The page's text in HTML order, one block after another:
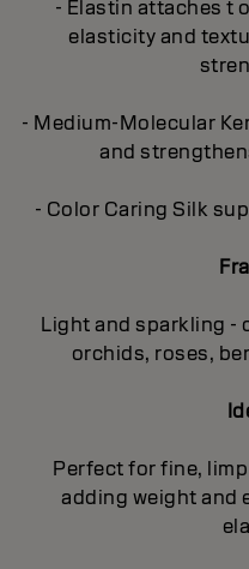
- Elastin attaches t
elasticity and
- Medium-Molecular
and
- Color Caring Silk
Light and sparkling -
orchids, roses,
Perfect for fine,
adding weight and